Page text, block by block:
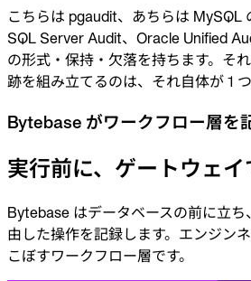
MCP
こちらは pgaudit、あちらは MySQL
SQL Server Audit、Oracle Unified
の形式・保持・欠落を持ちます。そ
跡を組み立てるのは、それ自体が 1
Bytebase がワークフロー層を
実行前に、ゲートウェイ
Bytebase はデータベースの前に立ち
由した操作を記録します。エンジン
こぼすワークフロー層です。